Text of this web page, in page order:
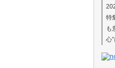
特
も
心